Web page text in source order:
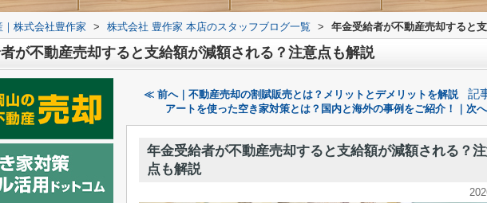
｜株式会社豊作家 > 株式会社 豊作家 本店のスタッフブログ一覧 > 年金受給者が不動産売却すると
が不動産売却すると支給額が減額される？注意点も解説
≪ 前へ｜不動産売却の割賦販売とは？メリットとデメリットを解説 記
アートを使った空き家対策とは？国内と海外の事例をご紹介！｜次
年金受給者が不動産売却すると支給額が減額される？
点も解説